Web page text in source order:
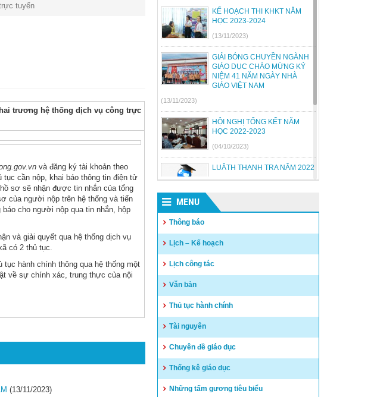
tuyến
trương hệ thống dịch vụ công trực
và đăng ký tài khoản theo
tục cần nộp, khai báo thông tin điện tử
sơ sẽ nhận được tin nhắn của tổng
của người nộp trên hệ thống và tiến
cho người nộp qua tin nhắn, hộp
và giải quyết qua hệ thống dịch vụ
có 2 thủ tục.
hành chính thông qua hệ thống một
về sự chính xác, trung thực của nội
(13/11/2023)
KẾ HOẠCH THI KHKT NĂM
HỌC 2023-2024
(13/11/2023)
GIẢI BÓNG CHUYỀN NGÀNH
GIÁO DỤC CHÀO MỪNG KỶ
NIỆM 41 NĂM NGÀY NHÀ
GIÁO VIỆT NAM
(13/11/2023)
HỘI NGHỊ TỔNG KẾT NĂM
HỌC 2022-2023
(04/10/2023)
LUÂTH THANH TRA NĂM 2022
(18/07/2023)
BỘ GIÁO DỤC VÀ ĐÀO TẠO
(26/06/2023)
Quyết định công khai quyết
toán thu chi NSNN năm 2022
MENU
Thông báo
Lịch – Kế hoạch
Lịch công tác
Văn bản
Thủ tục hành chính
Tài nguyên
Chuyên đề giáo dục
Thống kê giáo dục
Những tấm gương tiêu biểu